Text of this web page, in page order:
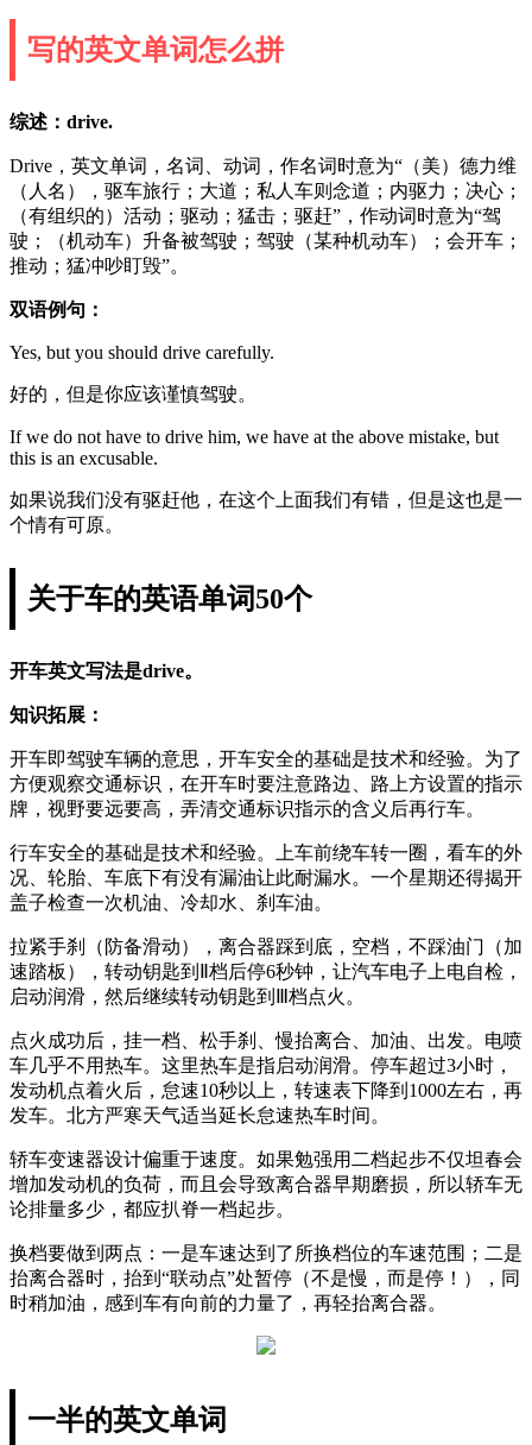
写的英文单词怎么拼
综述：drive.
Drive，英文单词，名词、动词，作名词时意为“（美）德力维
（人名），驱车旅行；大道；私人车则念道；内驱力；决心；
（有组织的）活动；驱动；猛击；驱赶”，作动词时意为“驾
驶；（机动车）升备被驾驶；驾驶（某种机动车）；会开车；
推动；猛冲吵盯毁”。
双语例句：
Yes, but you should drive carefully.
好的，但是你应该谨慎驾驶。
If we do not have to drive him, we have at the above mistake, but
this is an excusable.
如果说我们没有驱赶他，在这个上面我们有错，但是这也是一
个情有可原。
关于车的英语单词50个
开车英文写法是drive。
知识拓展：
开车即驾驶车辆的意思，开车安全的基础是技术和经验。为了
方便观察交通标识，在开车时要注意路边、路上方设置的指示
牌，视野要远要高，弄清交通标识指示的含义后再行车。
行车安全的基础是技术和经验。上车前绕车转一圈，看车的外
况、轮胎、车底下有没有漏油让此耐漏水。一个星期还得揭开
盖子检查一次机油、冷却水、刹车油。
拉紧手刹（防备滑动），离合器踩到底，空档，不踩油门（加
速踏板），转动钥匙到Ⅱ档后停6秒钟，让汽车电子上电自检，
启动润滑，然后继续转动钥匙到Ⅲ档点火。
点火成功后，挂一档、松手刹、慢抬离合、加油、出发。电喷
车几乎不用热车。这里热车是指启动润滑。停车超过3小时，
发动机点着火后，怠速10秒以上，转速表下降到1000左右，再
发车。北方严寒天气适当延长怠速热车时间。
轿车变速器设计偏重于速度。如果勉强用二档起步不仅坦春会
增加发动机的负荷，而且会导致离合器早期磨损，所以轿车无
论排量多少，都应扒脊一档起步。
换档要做到两点：一是车速达到了所换档位的车速范围；二是
抬离合器时，抬到“联动点”处暂停（不是慢，而是停！），同
时稍加油，感到车有向前的力量了，再轻抬离合器。
一半的英文单词